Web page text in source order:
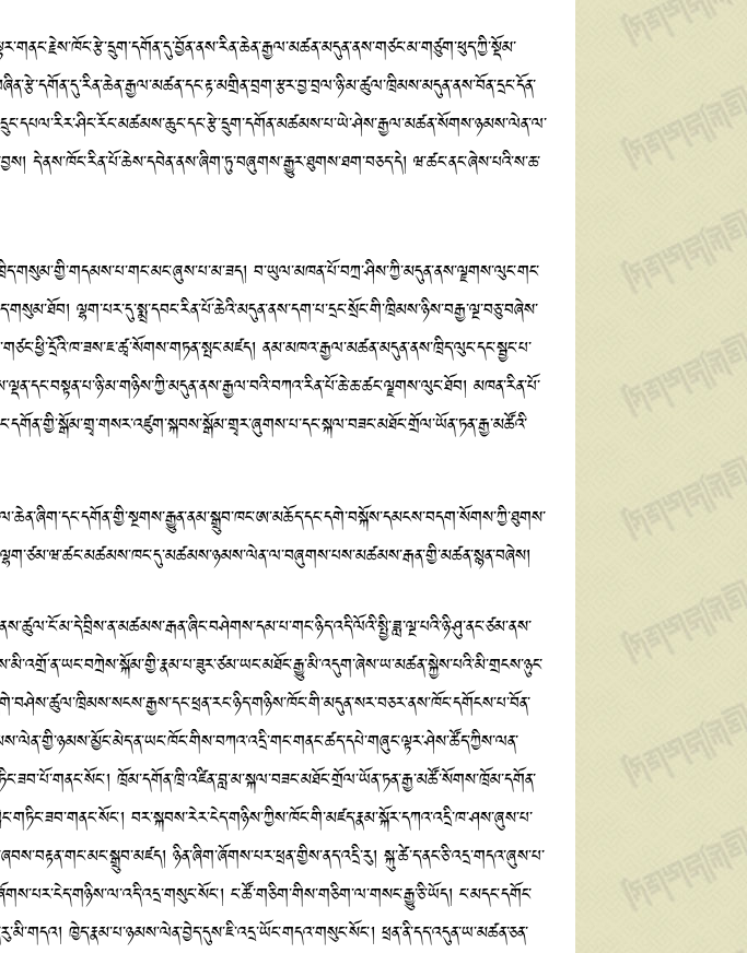
དེ་ནས་ཁོང་རིན་པོ་ཆེས་དབེན་ནས་ཞིག་ཏུ་བཞུགས་རྒྱུར་ཐུགས་ཐག་བཅད་དེ། ཝ་ཚང་ནང་ཞེས་པའི་ས་ཆ་
བ་ཡུལ་མཁན་པོ་བཀྲ་ཤིས་ཀྱི་མདུན་ནས་ལྗགས་ལུང་གང་
ལྷག་པར་དུ་སྨྲ་དབང་རིན་པོ་ཆེའི་མདུན་ནས་དག་པ་དྲང་སྲོང་གི་ཁྲིམས་ཉིས་བརྒྱ་ལྔ་བཅུ་བཞེས་
ནམ་མཁའ་རྒྱལ་མཚན་མདུན་ནས་ཁྲིད་ལུང་དང་སྦྱང་པ་
མཁན་རིན་པོ་
ཁྲོམ་དགོན་ཁྲི་འཛིན་བླ་མ་སྐལ་བཟང་མཐོང་གྲོལ་ཡོན་ཏན་རྒྱ་མཚོ་སོགས་ཁྲོམ་དགོན་
བར་སྐབས་རེར་ངེད་གཉིས་ཀྱིས་ཁོང་གི་མཛད་རྣམ་སྐོར་དཀའ་འདྲི་ཁ་ཤས་ཞུས་པ་
ཉིན་ཞིག་ཞོགས་པར་ཕྲན་གྱིས་ནད་འདྲི་རུ། སྐུ་ཚེ་ད་ནང་ཅི་འདྲ་གདའ་ཞུས་པ་
ང་ཚོ་གཅིག་གིས་གཅིག་ལ་གསང་རྒྱུ་ཅི་ཡོད། ང་མདང་དགོང་
ཁྱེད་རྣམ་པ་ཉམས་ལེན་བྱེད་དུས་ཇི་འདྲ་ཡོང་གདའ་གསུང་སོང་། ཕྲན་ནི་དད་འདུན་ཡ་མཚན་ཅན་